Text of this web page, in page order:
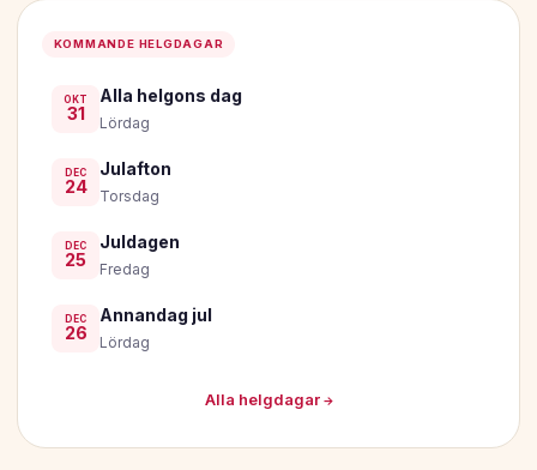
KOMMANDE HELGDAGAR
OKT
31
Alla helgons dag
Lördag
DEC
24
Julafton
Torsdag
DEC
25
Juldagen
Fredag
DEC
26
Annandag jul
Lördag
Alla helgdagar →